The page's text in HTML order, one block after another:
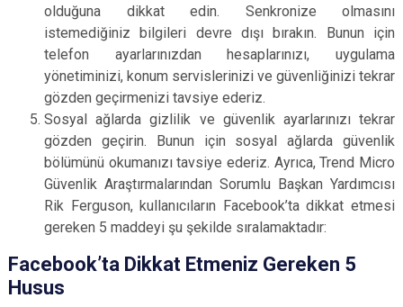
olduğuna dikkat edin. Senkronize olmasını
istemediğiniz bilgileri devre dışı bırakın. Bunun için
telefon ayarlarınızdan hesaplarınızı, uygulama
yönetiminizi, konum servislerinizi ve güvenliğinizi tekrar
gözden geçirmenizi tavsiye ederiz.
Sosyal ağlarda gizlilik ve güvenlik ayarlarınızı tekrar
gözden geçirin. Bunun için sosyal ağlarda güvenlik
bölümünü okumanızı tavsiye ederiz. Ayrıca, Trend Micro
Güvenlik Araştırmalarından Sorumlu Başkan Yardımcısı
Rik Ferguson, kullanıcıların Facebook’ta dikkat etmesi
gereken 5 maddeyi şu şekilde sıralamaktadır:
Facebook’ta Dikkat Etmeniz Gereken 5
Husus